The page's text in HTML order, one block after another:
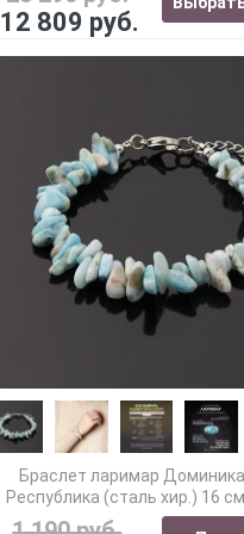
12 809 руб.
Браслет ларимар
Республика (сталь хир.) 16